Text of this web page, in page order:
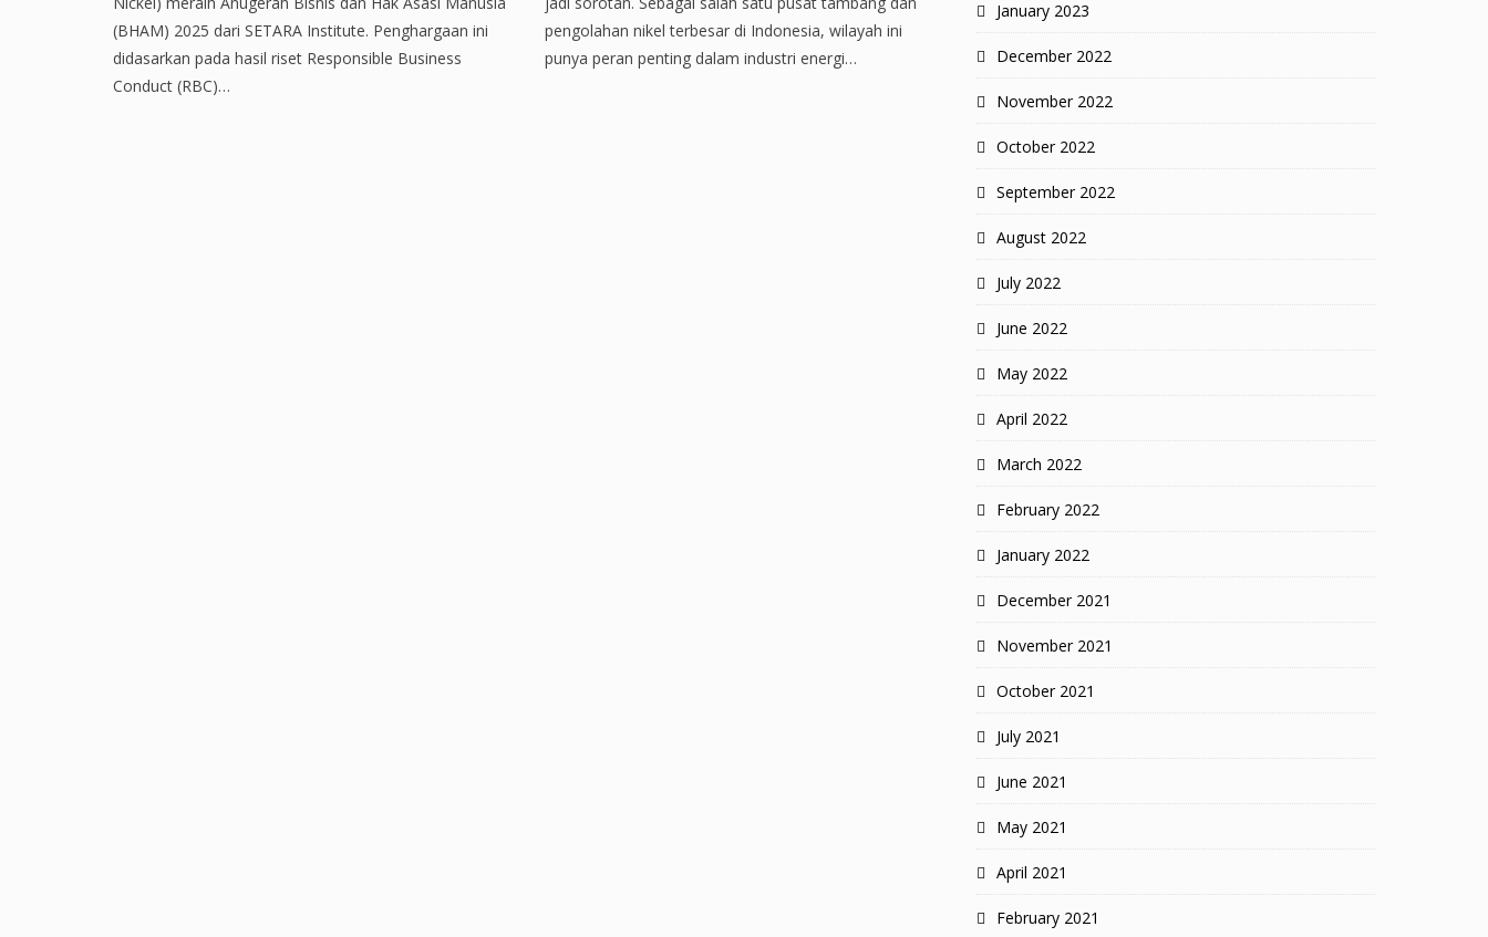
(BHAM) 2025 dari SETARA Institute. Penghargaan ini
didasarkan pada hasil riset Responsible Business
Conduct (RBC)…
pengolahan nikel terbesar di Indonesia, wilayah ini
punya peran penting dalam industri energi…
January 2023
December 2022
November 2022
October 2022
September 2022
August 2022
July 2022
June 2022
May 2022
April 2022
March 2022
February 2022
January 2022
December 2021
November 2021
October 2021
July 2021
June 2021
May 2021
April 2021
February 2021